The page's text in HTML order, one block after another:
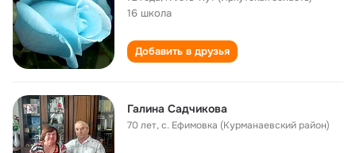
16 школа
Добавить в друзья
Галина Садчикова
70 лет,с. Ефимовка (Курманаевский район)